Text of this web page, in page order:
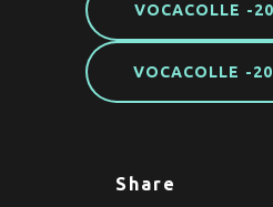
VOCACOLLE -
VOCACOLLE -
Share